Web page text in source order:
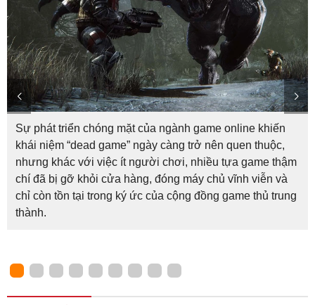
Sự phát triển chóng mặt của ngành game online khiến
khái niệm “dead game” ngày càng trở nên quen thuộc,
nhưng khác với việc ít người chơi, nhiều tựa game thậm
chí đã bị gỡ khỏi cửa hàng, đóng máy chủ vĩnh viễn và
chỉ còn tồn tại trong ký ức của cộng đồng game thủ trung
thành.